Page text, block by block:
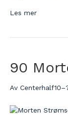
Les mer
90
Av